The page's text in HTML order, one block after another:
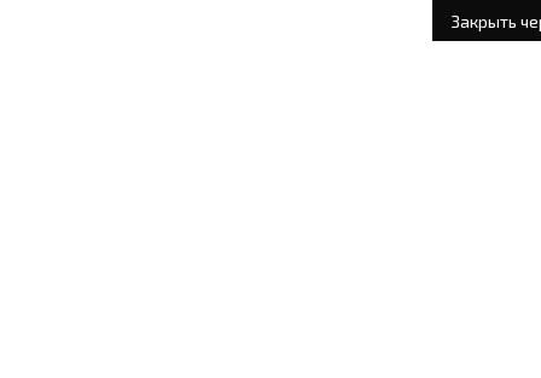
Закрыть через3